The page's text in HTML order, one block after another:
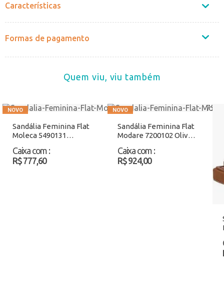
Características
Formas de pagamento
Quem viu, viu também
Sandália Feminina Flat
Moleca 5490131
Caixa com :
R$ 777,60
Sandália Feminina Flat
Modare 7200102 Oliva
Caixa com :
R$ 924,00